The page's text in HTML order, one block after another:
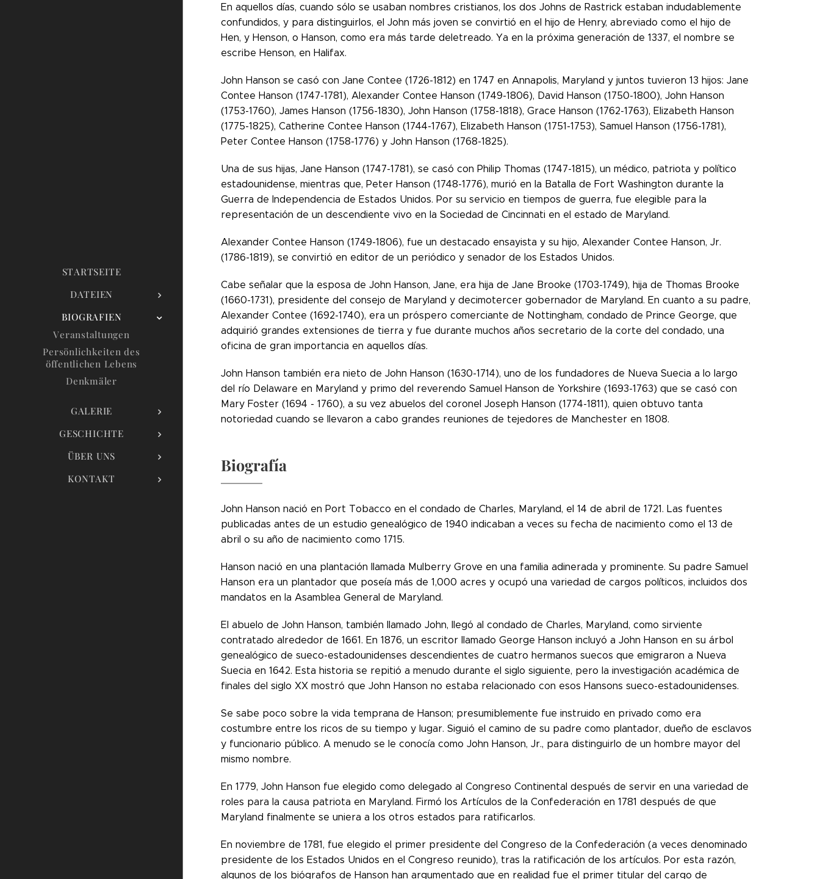
STARTSEITE
DATEIEN
BIOGRAFIEN
Veranstaltungen
Persönlichkeiten des
öffentlichen Lebens
Denkmäler
GALERIE
GESCHICHTE
ÜBER UNS
KONTAKT
En aquellos días, cuando sólo se usaban nombres cristianos, los dos Johns de Rastrick estaban indudablemente
confundidos, y para distinguirlos, el John más joven se convirtió en el hijo de Henry, abreviado como el hijo de
Hen, y Henson, o Hanson, como era más tarde deletreado. Ya en la próxima generación de 1337, el nombre se
escribe Henson, en Halifax.
John Hanson se casó con Jane Contee (1726-1812) en 1747 en Annapolis, Maryland y juntos tuvieron 13 hijos: Jane
Contee Hanson (1747-1781), Alexander Contee Hanson (1749-1806), David Hanson (1750-1800), John Hanson
(1753-1760), James Hanson (1756-1830), John Hanson (1758-1818), Grace Hanson (1762-1763), Elizabeth Hanson
(1775-1825), Catherine Contee Hanson (1744-1767), Elizabeth Hanson (1751-1753), Samuel Hanson (1756-1781),
Peter Contee Hanson (1758-1776) y John Hanson (1768-1825).
Una de sus hijas, Jane Hanson (1747-1781), se casó con Philip Thomas (1747-1815), un médico, patriota y político
estadounidense, mientras que, Peter Hanson (1748-1776), murió en la Batalla de Fort Washington durante la
Guerra de Independencia de Estados Unidos. Por su servicio en tiempos de guerra, fue elegible para la
representación de un descendiente vivo en la Sociedad de Cincinnati en el estado de Maryland.
Alexander Contee Hanson (1749-1806), fue un destacado ensayista y su hijo, Alexander Contee Hanson, Jr.
(1786-1819), se convirtió en editor de un periódico y senador de los Estados Unidos.
Cabe señalar que la esposa de John Hanson, Jane, era hija de Jane Brooke (1703-1749), hija de Thomas Brooke
(1660-1731), presidente del consejo de Maryland y decimotercer gobernador de Maryland. En cuanto a su padre,
Alexander Contee (1692-1740), era un próspero comerciante de Nottingham, condado de Prince George, que
adquirió grandes extensiones de tierra y fue durante muchos años secretario de la corte del condado, una
oficina de gran importancia en aquellos días.
John Hanson también era nieto de John Hanson (1630-1714), uno de los fundadores de Nueva Suecia a lo largo
del río Delaware en Maryland y primo del reverendo Samuel Hanson de Yorkshire (1693-1763) que se casó con
Mary Foster (1694 - 1760), a su vez abuelos del coronel Joseph Hanson (1774-1811), quien obtuvo tanta
notoriedad cuando se llevaron a cabo grandes reuniones de tejedores de Manchester en 1808.
Biografía
John Hanson nació en Port Tobacco en el condado de Charles, Maryland, el 14 de abril de 1721. Las fuentes
publicadas antes de un estudio genealógico de 1940 indicaban a veces su fecha de nacimiento como el 13 de
abril o su año de nacimiento como 1715.
Hanson nació en una plantación llamada Mulberry Grove en una familia adinerada y prominente. Su padre Samuel
Hanson era un plantador que poseía más de 1,000 acres y ocupó una variedad de cargos políticos, incluidos dos
mandatos en la Asamblea General de Maryland.
El abuelo de John Hanson, también llamado John, llegó al condado de Charles, Maryland, como sirviente
contratado alrededor de 1661. En 1876, un escritor llamado George Hanson incluyó a John Hanson en su árbol
genealógico de sueco-estadounidenses descendientes de cuatro hermanos suecos que emigraron a Nueva
Suecia en 1642. Esta historia se repitió a menudo durante el siglo siguiente, pero la investigación académica de
finales del siglo XX mostró que John Hanson no estaba relacionado con esos Hansons sueco-estadounidenses.
Se sabe poco sobre la vida temprana de Hanson; presumiblemente fue instruido en privado como era
costumbre entre los ricos de su tiempo y lugar. Siguió el camino de su padre como plantador, dueño de esclavos
y funcionario público. A menudo se le conocía como John Hanson, Jr., para distinguirlo de un hombre mayor del
mismo nombre.
En 1779, John Hanson fue elegido como delegado al Congreso Continental después de servir en una variedad de
roles para la causa patriota en Maryland. Firmó los Artículos de la Confederación en 1781 después de que
Maryland finalmente se uniera a los otros estados para ratificarlos.
En noviembre de 1781, fue elegido el primer presidente del Congreso de la Confederación (a veces denominado
presidente de los Estados Unidos en el Congreso reunido), tras la ratificación de los artículos. Por esta razón,
algunos de los biógrafos de Hanson han argumentado que en realidad fue el primer titular del cargo de